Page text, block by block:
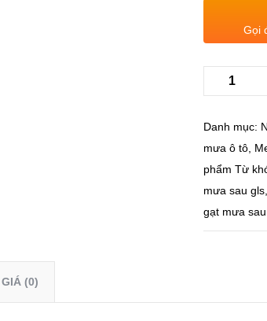
Gọi
Danh mục:
mưa ô tô
phẩm Từ
mưa sau gls
gạt mưa
(0)